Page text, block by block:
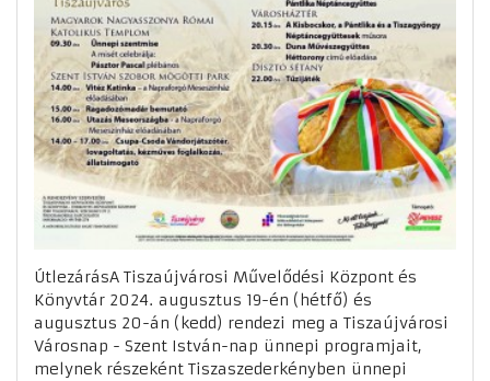
ÚtlezárásA Tiszaújvárosi Művelődési Központ és
Könyvtár 2024. augusztus 19-én (hétfő) és
augusztus 20-án (kedd) rendezi meg a Tiszaújvárosi
Városnap - Szent István-nap ünnepi programjait,
melynek részeként Tiszaszederkényben ünnepi